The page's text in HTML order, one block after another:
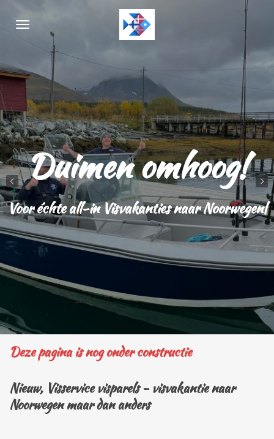
direct
hoofdinhoud
Duimen omhoog!
Voor échte all-in Visvakanties naar Noorwegen|
Deze pagina is nog onder constructie
Nieuw, Visservice visparels - visvakantie naar
Noorwegen maar dan anders